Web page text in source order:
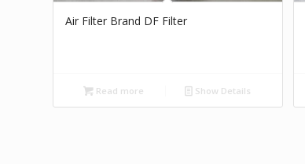
Air Filter Brand DF Filter
Read more Show Details